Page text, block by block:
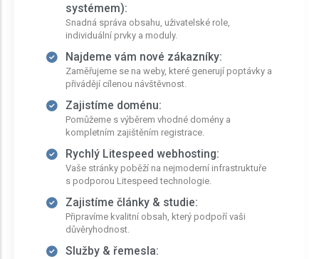
systémem):
Snadná správa obsahu, uživatelské role,
individuální prvky a moduly.
Najdeme vám nové zákazníky:
Zaměřujeme se na weby, které generují poptávky a
přivádějí cílenou návštěvnost.
Zajistíme doménu:
Pomůžeme s výběrem vhodné domény a
kompletním zajištěním registrace.
Rychlý Litespeed webhosting:
Vaše stránky poběží na nejmoderní infrastruktuře
s podporou Litespeed technologie.
Zajistíme články & studie:
Připravíme kvalitní obsah, který podpoří vaši
důvěryhodnost.
Služby & řemesla: